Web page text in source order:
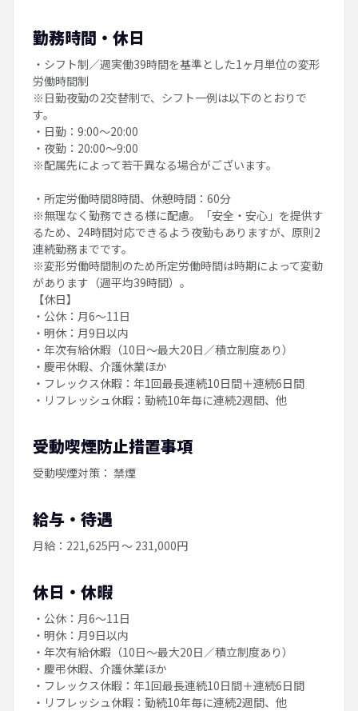
勤務時間・休日
・シフト制／週実働39時間を基準とした1ヶ月単位の変形
労働時間制
※日勤夜勤の2交替制で、シフト一例は以下のとおりで
す。
・日勤：9:00〜20:00
・夜勤：20:00〜9:00
※配属先によって若干異なる場合がございます。
・所定労働時間8時間、休憩時間：60分
※無理なく勤務できる様に配慮。「安全・安心」を提供す
るため、24時間対応できるよう夜勤もありますが、原則2
連続勤務までです。
※変形労働時間制のため所定労働時間は時期によって変動
があります（週平均39時間）。
【休日】
・公休：月6～11日
・明休：月9日以内
・年次有給休暇（10日〜最大20日／積立制度あり）
・慶弔休暇、介護休業ほか
・フレックス休暇：年1回最長連続10日間＋連続6日間
・リフレッシュ休暇：勤続10年毎に連続2週間、他
受動喫煙防止措置事項
受動喫煙対策： 禁煙
給与・待遇
月給：221,625円 ～ 231,000円
休日・休暇
・公休：月6～11日
・明休：月9日以内
・年次有給休暇（10日〜最大20日／積立制度あり）
・慶弔休暇、介護休業ほか
・フレックス休暇：年1回最長連続10日間＋連続6日間
・リフレッシュ休暇：勤続10年毎に連続2週間、他